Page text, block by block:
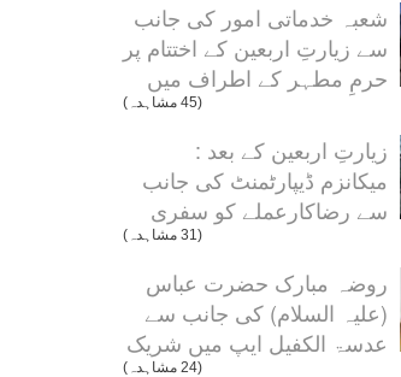
شعبہ خدماتی امور کی جانب
سے زیارتِ اربعین کے اختتام پر
حرمِ مطہر کے اطراف میں
(45 مشاہدہ)
زیارتِ اربعین کے بعد :
میکانزم ڈیپارٹمنٹ کی جانب
سے رضاکارعملے کو سفری
(31 مشاہدہ)
روضہ مبارک حضرت عباس
(علیہ السلام) کی جانب سے
عدسۃ الکفیل ایپ میں شریک
(24 مشاہدہ)